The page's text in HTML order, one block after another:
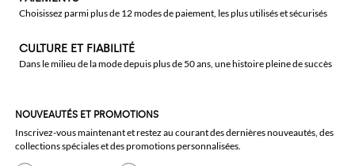
Choisissez parmi plus de 12 modes de paiement, les plus utilisés et sécurisés
CULTURE ET FIABILITÉ
Dans le milieu de la mode depuis plus de 50 ans, une histoire pleine de succès
NOUVEAUTÉS ET PROMOTIONS
Inscrivez-vous maintenant et restez au courant des dernières nouveautés, des
collections spéciales et des promotions personnalisées.